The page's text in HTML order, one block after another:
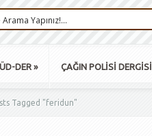
DER » ÇAĞIN POLİSİ DERGİSİ
Tagged "feridun"